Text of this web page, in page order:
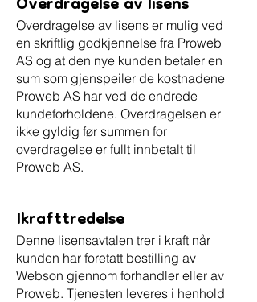
Overdragelse av lisens er mulig ved
en skriftlig godkjennelse fra Proweb
AS og at den nye kunden betaler en
sum som gjenspeiler de kostnadene
Proweb AS har ved de endrede
kundeforholdene. Overdragelsen er
ikke gyldig før summen for
overdragelse er fullt innbetalt til
Proweb AS.
Ikrafttredelse
Denne lisensavtalen trer i kraft når
kunden har foretatt bestilling av
Webson gjennom forhandler eller av
Proweb. Tjenesten leveres i henhold